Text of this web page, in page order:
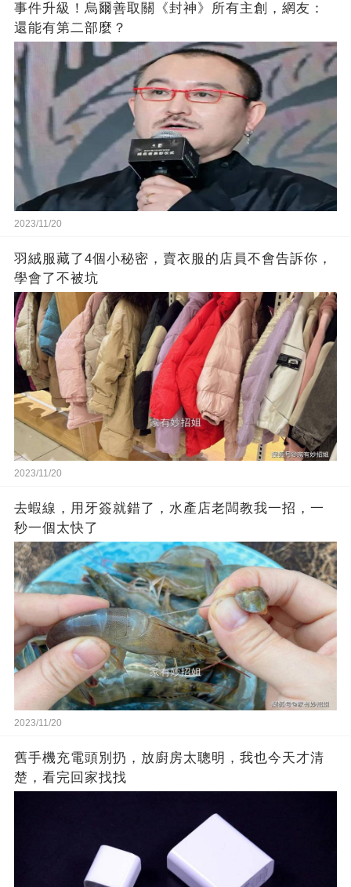
事件升級！烏爾善取關《封神》所有主創，網友：
還能有第二部麼？
2023/11/20
羽絨服藏了4個小秘密，賣衣服的店員不會告訴你，
學會了不被坑
2023/11/20
去蝦線，用牙簽就錯了，水產店老闆教我一招，一
秒一個太快了
2023/11/20
舊手機充電頭別扔，放廚房太聰明，我也今天才清
楚，看完回家找找